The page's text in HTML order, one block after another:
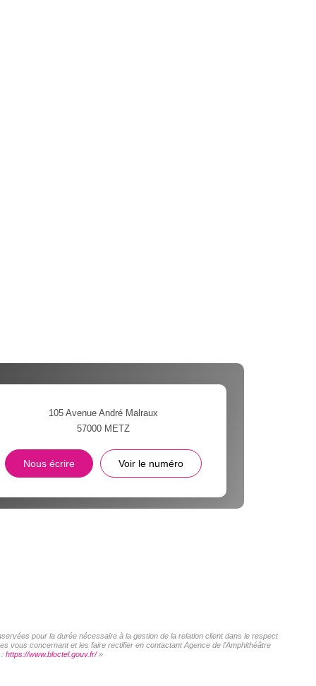
105 Avenue André Malraux
57000 METZ
Nous écrire Voir le numéro
pour la durée nécessaire à la gestion de la relation client dans le respect
vous concernant et les faire rectifier en contactant Agence de l'Amphithéâtre
: https://www.bloctel.gouv.fr/»